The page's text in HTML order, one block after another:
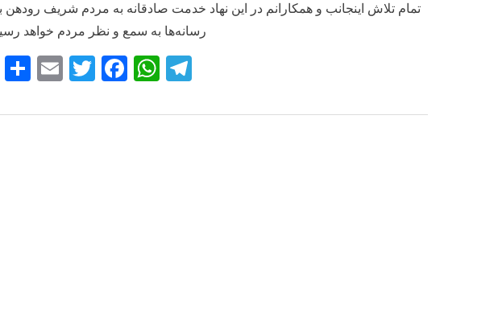
تمام تلاش اینجانب و همکارانم در این نهاد خدمت صادقانه به مردم شریف رودهن
رسانه‌ها به سمع و نظر مردم خواهد
T
e
W
at
F
c
T
tt
E
ail